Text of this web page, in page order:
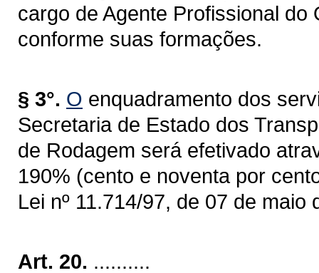
cargo de Agente Profissional
conforme suas formações.
§ 3°. O enquadramento dos
Secretaria de Estado dos
de Rodagem será efetivado
190% (cento e noventa por
Lei nº 11.714/97, de 07 de maio
Art. 20. ..........